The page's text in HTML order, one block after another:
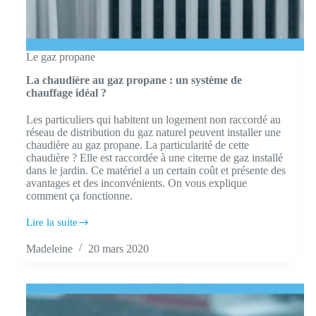
Le gaz propane
La chaudière au gaz propane : un système de
chauffage idéal ?
Les particuliers qui habitent un logement non raccordé au
réseau de distribution du gaz naturel peuvent installer une
chaudière au gaz propane. La particularité de cette
chaudière ? Elle est raccordée à une citerne de gaz installé
dans le jardin. Ce matériel a un certain coût et présente des
avantages et des inconvénients. On vous explique
comment ça fonctionne.
Lire la suite
La
au
:
un
Madeleine 20 mars 2020